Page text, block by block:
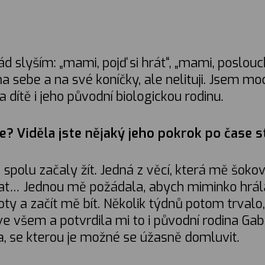
„mami, pojď si hrát“, „mami,
sebe a na své koníčky, ale nelituji. Jsem
i jeho původní biologickou rodinu.
Viděla jste nějaký jeho pokrok po čase
začaly žít. Jedná z věcí, která mě
Jednou mě požádala, abych miminko
a začít mě bít. Několik týdnů potom
všem a potvrdila mi to i původní rodina
se kterou je možné se úžasně domluvit.